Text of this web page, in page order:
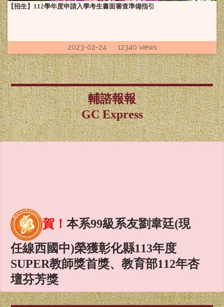
【招生】112學年度申請入學考生書面審查準備指引
2023-02-24 12340 views
輔諮報報
GC Express
任線西國中)榮獲彰化縣113年度
SUPER教師獎首獎、教育部112年杏
壇芬芳獎
賀！本系謝麗紅教授、林淑君